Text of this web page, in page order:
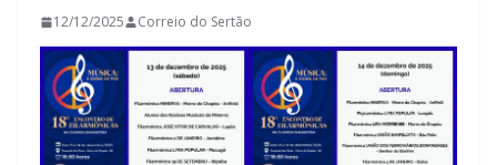
12/12/2025 Correio do Sertão